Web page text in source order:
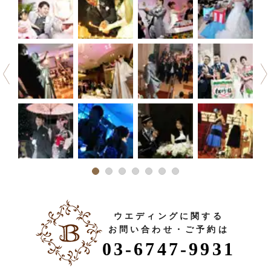
ウエディングに関する
お問い合わせ・ご予約は
03-6747-9931